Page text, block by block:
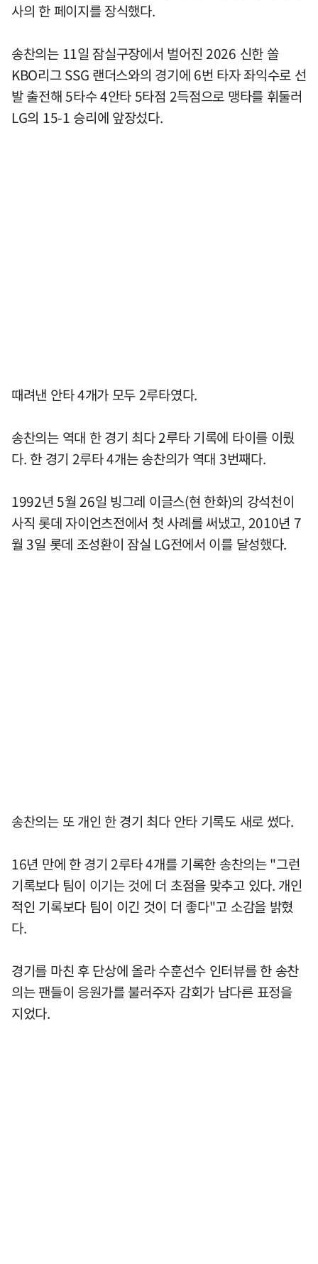
사의 한 페이지를 장식했다.
송찬의는 11일 잠실구장에서 벌어진 2026 신한 쏠
KBO리그 SSG 랜더스와의 경기에 6번 타자 좌익수로 선
발 출전해 5타수 4안타 5타점 2득점으로 맹타를 휘둘러
LG의 15-1 승리에 앞장섰다.
때려낸 안타 4개가 모두 2루타였다.
송찬의는 역대 한 경기 최다 2루타 기록에 타이를 이뤘
다. 한 경기 2루타 4개는 송찬의가 역대 3번째다.
1992년 5월 26일 빙그레 이글스(현 한화)의 강석천이
사직 롯데 자이언츠전에서 첫 사례를 써냈고, 2010년 7
월 3일 롯데 조성환이 잠실 LG전에서 이를 달성했다.
송찬의는 또 개인 한 경기 최다 안타 기록도 새로 썼다.
16년 만에 한 경기 2루타 4개를 기록한 송찬의는 "그런
기록보다 팀이 이기는 것에 더 초점을 맞추고 있다. 개인
적인 기록보다 팀이 이긴 것이 더 좋다"고 소감을 밝혔
다.
경기를 마친 후 단상에 올라 수훈선수 인터뷰를 한 송찬
의는 팬들이 응원가를 불러주자 감회가 남다른 표정을
지었다.